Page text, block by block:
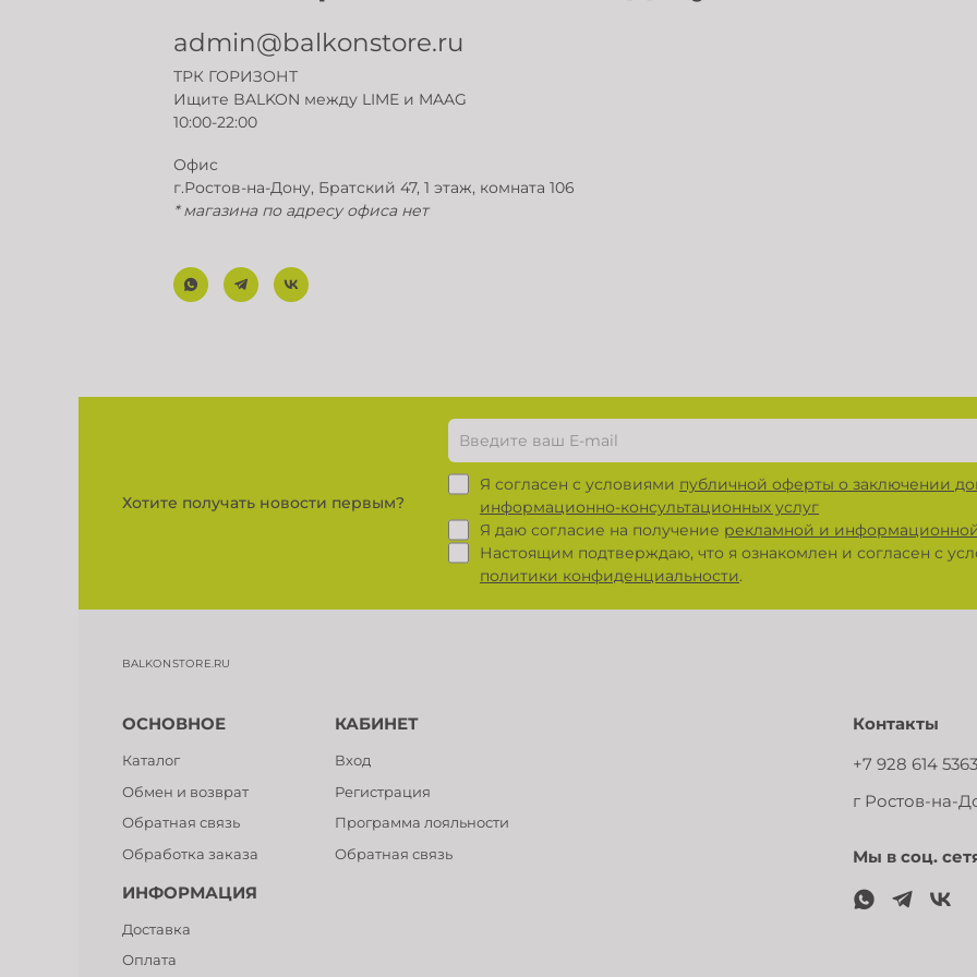
admin@balkonstore.ru
ТРК ГОРИЗОНТ
Ищите BALKON между LIME и MAAG
10:00-22:00
Офис
г.Ростов-на-Дону, Братский 47, 1 этаж, комната 106
* магазина по адресу офиса нет
Хотите получать новости первым?
Я согласен с условиями публичной оферты о заключении
информационно-консультационных услуг
Я даю согласие на получение рекламной и
Настоящим подтверждаю, что я ознакомлен и согласен с
политики конфиденциальности.
BALKONSTORE.RU
ОСНОВНОЕ
Каталог
Обмен и возврат
Обратная связь
Обработка заказа
КАБИНЕТ
Вход
Регистрация
Программа лояльности
Обратная связь
ИНФОРМАЦИЯ
Доставка
Оплата
Контакты
+7 928 614 5363
г Ростов-на-
Мы в соц.